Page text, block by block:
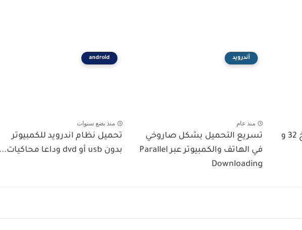
تحميل وتفعيل الوينرار نسخ 32 و
أندرويد
منذ عام
تسريع التحميل بشكل صاروخي
في الهاتف والكمبيوتر عبر Parallel
Downloading
android
منذ بضع سنوات
تحميل نظام اندرويد للكمبيوتر
بدون usb أو dvd وداعا محاكيات...